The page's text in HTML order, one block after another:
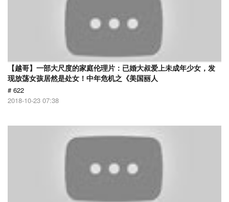
【越哥】一部大尺度的家庭伦理片：已婚大叔爱上未成年少女，发
现放荡女孩居然是处女！中年危机之《美国丽人
# 622
2018-10-23 07:38